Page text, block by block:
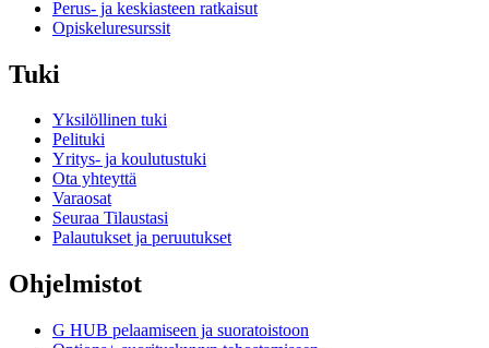
Perus- ja keskiasteen ratkaisut
Opiskeluresurssit
Tuki
Yksilöllinen tuki
Pelituki
Yritys- ja koulutustuki
Ota yhteyttä
Varaosat
Seuraa Tilaustasi
Palautukset ja peruutukset
Ohjelmistot
G HUB pelaamiseen ja suoratoistoon